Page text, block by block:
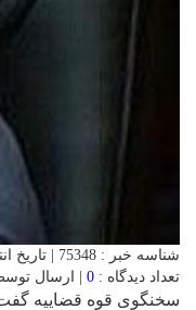
تعداد دیدگاه : 0 | ارسال
سخنگوی قوه قضاییه